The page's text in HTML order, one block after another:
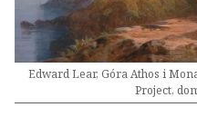
Edward Lear, Góra Athos i
Project,